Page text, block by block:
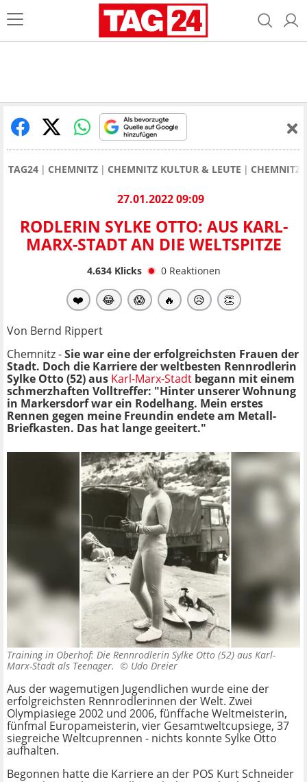
TAG24 CHEMNITZ CHEMNITZ KULTUR & LEUTE CHEMNITZ:
27.01.2022 09:09
RODLERIN SYLKE OTTO: AUS KARL-
MARX-STADT AN DIE WELTSPITZE
4.634Klicks 0 Reaktionen
❤️ 😂 😱 🔥 😥 👏
Von Bernd Rippert
Chemnitz -Sie war eine der erfolgreichsten Frauen der
Stadt. Doch die Karriere der weltbesten Rennrodlerin
Sylke Otto (52) aus Karl-Marx-Stadt begann mit einem
schmerzhaften Volltreffer: "Hinter unserer Wohnung
in Markersdorf war ein Rodelhang. Mein erstes
Rennen gegen meine Freundin endete am Metall-
Briefkasten. Das hat lange geeitert."
Training in Oberhof: Die Rennrodlerin Sylke Otto (52) aus Karl-
Marx-Stadt als Teenager. © Udo Dreier
Aus der wagemutigen Jugendlichen wurde eine der
erfolgreichsten Rennrodlerinnen der Welt. Zwei
Olympiasiege 2002 und 2006, fünffache Weltmeisterin,
fünfmal Europameisterin, vier Gesamtweltcupsiege, 37
siegreiche Weltcuprennen - nichts konnte Sylke Otto
aufhalten.
Begonnen hatte die Karriere an der POS Kurt Schneider